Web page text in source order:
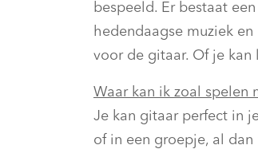
bespeeld. Er bestaat
hedendaagse muziek
voor de gitaar. Of je
Waar kan ik zoal spelen
Je kan gitaar perfect in
of in een groepje, al